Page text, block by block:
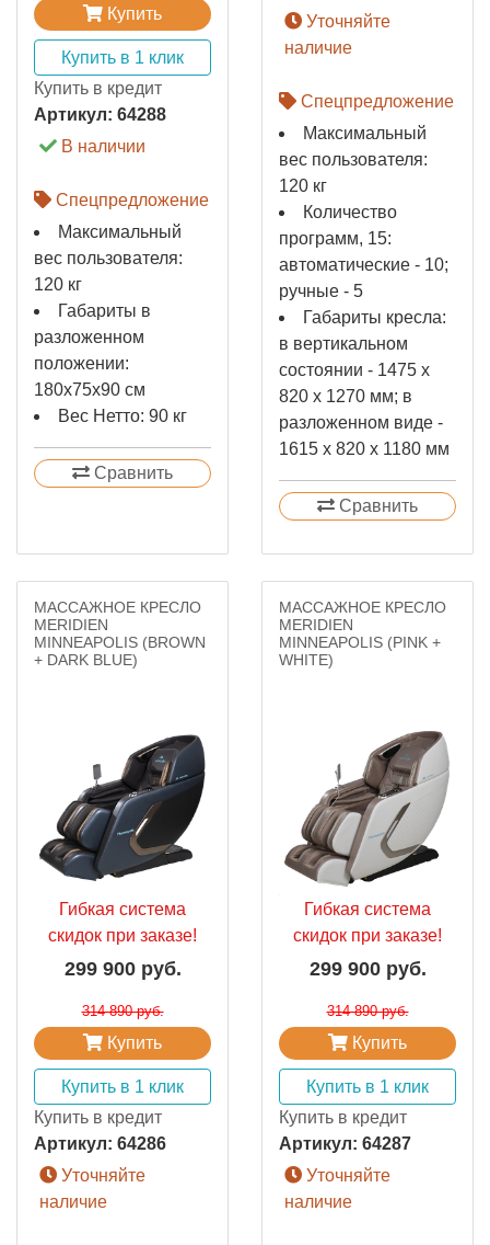
Купить
Купить в 1 клик
Купить в кредит
Артикул: 64288
В наличии
Спецпредложение
Максимальный
вес пользователя:
120 кг
Габариты в
разложенном
положении:
180x75x90 см
Вес Нетто: 90 кг
Сравнить
Уточняйте
наличие
Спецпредложение
Максимальный
вес пользователя:
120 кг
Количество
программ, 15:
автоматические - 10;
ручные - 5
Габариты кресла:
в вертикальном
состоянии - 1475 х
820 х 1270 мм; в
разложенном виде -
1615 х 820 х 1180 мм
Сравнить
МАССАЖНОЕ КРЕСЛО
MERIDIEN
MINNEAPOLIS (BROWN
+ DARK BLUE)
Гибкая система
скидок при заказе!
299 900 руб.
314 890 руб.
Купить
Купить в 1 клик
Купить в кредит
Артикул: 64286
Уточняйте
наличие
МАССАЖНОЕ КРЕСЛО
MERIDIEN
MINNEAPOLIS (PINK +
WHITE)
Гибкая система
скидок при заказе!
299 900 руб.
314 890 руб.
Купить
Купить в 1 клик
Купить в кредит
Артикул: 64287
Уточняйте
наличие